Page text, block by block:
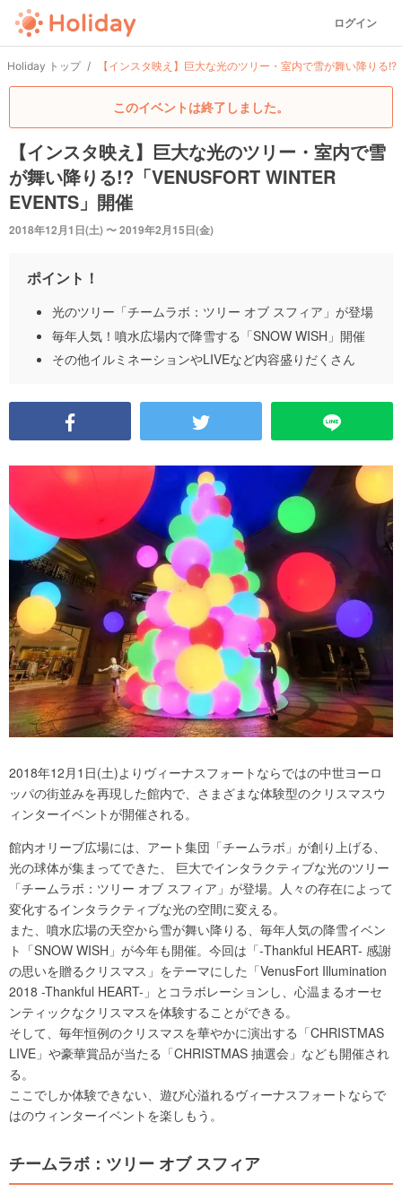
ログイン
Holiday トップ 【インスタ映え】巨大な光のツリー・室内で雪が舞い降りる
このイベントは終了しました。
【インスタ映え】巨大な光のツリー・室内で雪
が舞い降りる!?「VENUSFORT WINTER
EVENTS」開催
2018年12月1日(土) 〜 2019年2月15日(金)
ポイント！
光のツリー「チームラボ：ツリー オブ スフィア」が登場
毎年人気！噴水広場内で降雪する「SNOW WISH」開催
その他イルミネーションやLIVEなど内容盛りだくさん
2018年12月1日(土)よりヴィーナスフォートならではの中世ヨーロ
ッパの街並みを再現した館内で、さまざまな体験型のクリスマスウ
ィンターイベントが開催される。
館内オリーブ広場には、アート集団「チームラボ」が創り上げる、
光の球体が集まってできた、 巨大でインタラクティブな光のツリー
「チームラボ：ツリー オブ スフィア」が登場。人々の存在によって
変化するインタラクティブな光の空間に変える。
また、噴水広場の天空から雪が舞い降りる、毎年人気の降雪イベン
ト「SNOW WISH」が今年も開催。今回は「-Thankful HEART- 感謝
の思いを贈るクリスマス」をテーマにした「VenusFort Illumination
2018 -Thankful HEART-」とコラボレーションし、心温まるオーセ
ンティックなクリスマスを体験することができる。
そして、毎年恒例のクリスマスを華やかに演出する「CHRISTMAS
LIVE」や豪華賞品が当たる「CHRISTMAS 抽選会」なども開催され
る。
ここでしか体験できない、遊び心溢れるヴィーナスフォートならで
はのウィンターイベントを楽しもう。
チームラボ：ツリー オブ スフィア